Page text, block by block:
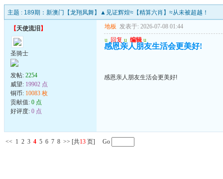
主题 : 189期：新澳门【龙翔凤舞】▲见证辉煌≈【精算六肖】≈从未被超越！
【天使流泪 】
圣骑士
发帖: 2254
威望: 19902 点
铜币: 10083 枚
贡献值: 0 点
好评度: 0 点
地板 发表于: 2026-07-08 01:44
u 回复 u 编辑 u
感恩亲人朋友生活会更美好!
感恩亲人朋友生活会更美好!
<< 1 2 3 4 5 6 7 8 >> [共13 页] Go